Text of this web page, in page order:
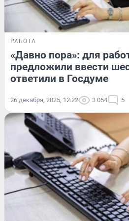
РАБОТА
«Давно пора»: для
предложили ввести
ответили в Госдуме
26 декабря, 2025, 12:22 3 054 5